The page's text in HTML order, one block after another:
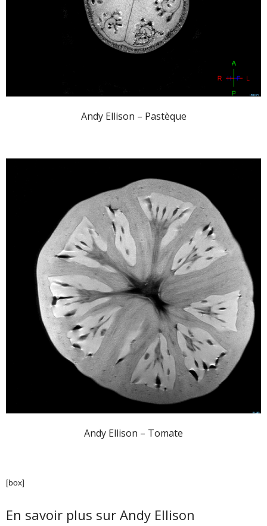
Andy Ellison – Pastèque
Andy Ellison – Tomate
[box]
En savoir plus sur Andy Ellison